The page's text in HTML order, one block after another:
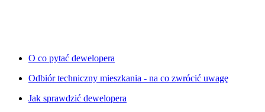
O co pytać dewelopera
Odbiór techniczny mieszkania - na co zwrócić uwagę
Jak sprawdzić dewelopera